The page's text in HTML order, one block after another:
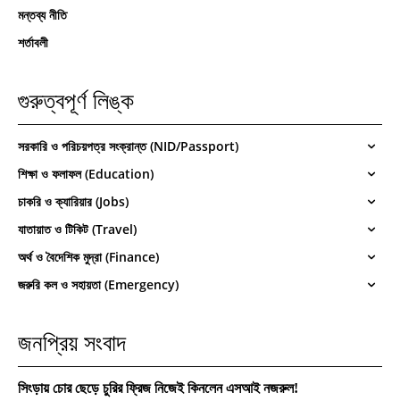
মন্তব্য নীতি
শর্তাবলী
গুরুত্বপূর্ণ লিঙ্ক
সরকারি ও পরিচয়পত্র সংক্রান্ত (NID/Passport)
শিক্ষা ও ফলাফল (Education)
চাকরি ও ক্যারিয়ার (Jobs)
যাতায়াত ও টিকিট (Travel)
অর্থ ও বৈদেশিক মুদ্রা (Finance)
জরুরি কল ও সহায়তা (Emergency)
জনপ্রিয় সংবাদ
সিংড়ায় চোর ছেড়ে চুরির ফ্রিজ নিজেই কিনলেন এসআই নজরুল!